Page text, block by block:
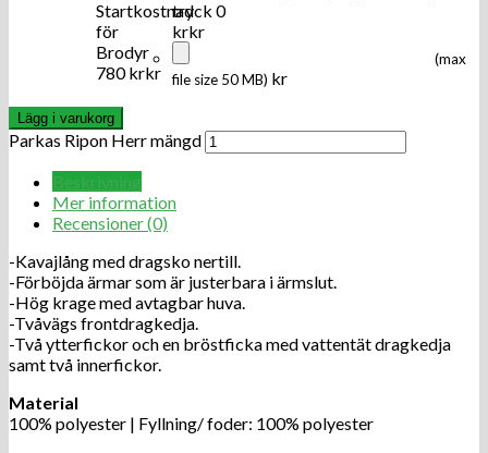
Startkostnad
för
Brodyr
780 krkr
tryck 0
krkr
(max
file size 50 MB) kr
Lägg i varukorg
Parkas Ripon Herr mängd
Beskrivning
Mer information
Recensioner (0)
-Kavajlång med dragsko nertill.
-Förböjda ärmar som är justerbara i ärmslut.
-Hög krage med avtagbar huva.
-Tvåvägs frontdragkedja.
-Två ytterfickor och en bröstficka med vattentät dragkedja
samt två innerfickor.
Material
100% polyester | Fyllning/ foder: 100% polyester